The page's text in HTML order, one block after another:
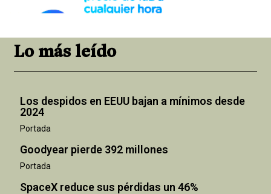
Lo más leído
Los despidos en EEUU bajan a mínimos desde
2024
Portada
Goodyear pierde 392 millones
Portada
SpaceX reduce sus pérdidas un 46%